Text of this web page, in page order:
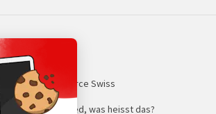
Recommerce Swiss
Refurbished, was heisst das?